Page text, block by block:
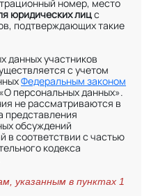
номер, место
юридических лицс
подтверждающих такие
данных участников
с учетом
Федеральным законом
персональных данных».
не рассматриваются в
представления
обсуждений
в соответствии с частью
кодекса
указанным в пунктах 1